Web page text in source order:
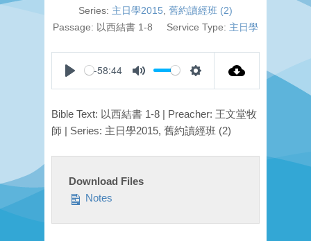
Series: 主日學2015 舊約讀經班 (2)
Passage: 以西結書 1-8 Service Type: 主日學
Play
-58:44
Mute Settings
Bible Text: 以西結書 1-8 | Preacher: 王文堂牧
師 | Series: 主日學2015, 舊約讀經班 (2)
Download Files
Notes